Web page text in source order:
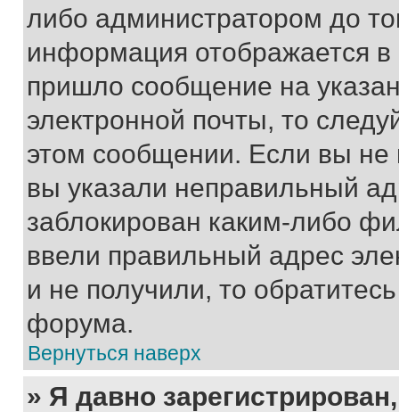
либо администратором до
информация отображается
пришло сообщение на
электронной почты, то
этом сообщении. Если вы
вы указали неправильный
заблокирован каким-либо
ввели правильный адрес
и не получили, то
форума.
Вернуться наверх
» Я давно